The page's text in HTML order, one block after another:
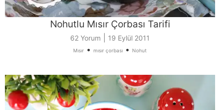
Nohutlu Mısır Çorbası Tarifi
62 Yorum 19 Eylül 2011
Mısır • mısır çorbası • Nohut